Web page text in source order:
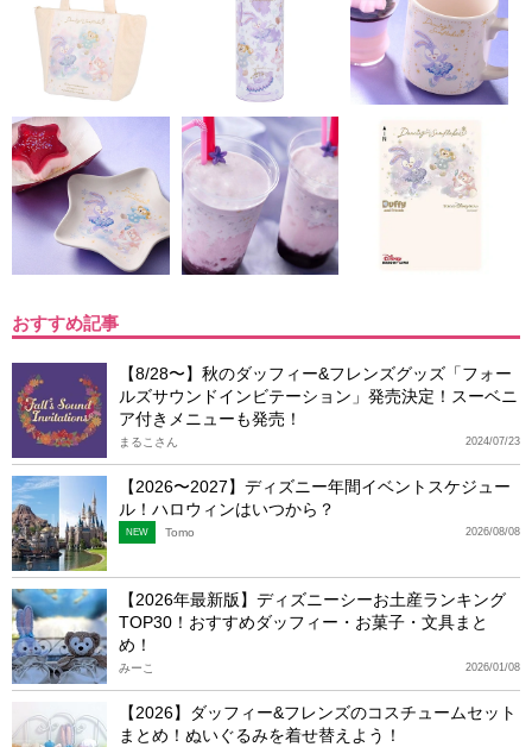
おすすめ記事
【8/28〜】秋のダッフィー&フレンズグッズ「フォー
ルズサウンドインビテーション」発売決定！スーベニ
ア付きメニューも発売！
2024/07/23
まるこさん
【2026〜2027】ディズニー年間イベントスケジュー
ル！ハロウィンはいつから？
2026/08/08
NEW Tomo
【2026年最新版】ディズニーシーお土産ランキング
TOP30！おすすめダッフィー・お菓子・文具まと
め！
2026/01/08
みーこ
【2026】ダッフィー&フレンズのコスチュームセット
まとめ！ぬいぐるみを着せ替えよう！